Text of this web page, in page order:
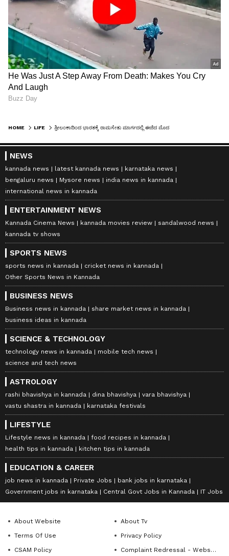
HOME LIFE
NEWS
kannada news latest kannada news
karnataka news
bengaluru news
Mysore news
india news in kannada
international news in kannada
ENTERTAINMENT NEWS
Kannada Cinema News kannada movies review
sandalwood news
kannada tv shows
SPORTS NEWS
sports news in kannada
cricket news in kannada
Other Sports News in Kannada
BUSINESS NEWS
Business news in kannada
share market news in kannada
business ideas in kannada
SCIENCE & TECHNOLOGY
technology news in kannada
mobile tech news
science and tech news
ASTROLOGY
rashi bhavishya in kannada dina bhavishya
vara bhavishya
vastu shastra in kannada
karnataka festivals
LIFESTYLE
Lifestyle news in kannada
food recipes in kannada
health tips in kannada
kitchen tips in kannada
EDUCATION & CAREER
job news in kannada Private Jobs
bank jobs in karnataka
Government jobs in karnataka
Central Govt Jobs in Kannada IT Jobs
About Website
About Tv
Terms Of Use
Privacy Policy
CSAM Policy
Complaint Redressal - Website